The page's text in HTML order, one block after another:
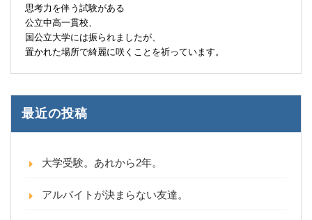
思考力を伴う試験がある
公立中高一貫校、
国公立大学には振られましたが、
置かれた場所で綺麗に咲くことを祈っています。
最近の投稿
大学受験。あれから2年。
アルバイトが決まらない友達。